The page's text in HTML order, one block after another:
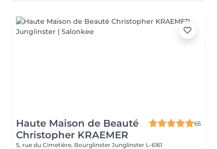
Haute Maison de Beauté
Christopher KRAEMER
65
5, rue du Cimetière, Bourglinster Junglinster L-6161